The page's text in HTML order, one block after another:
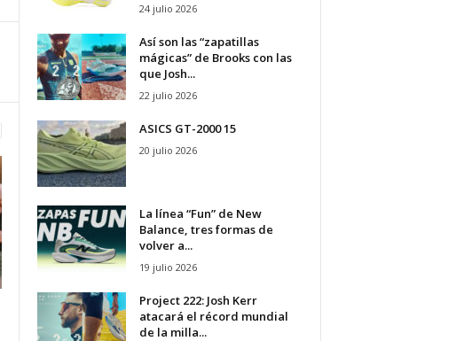
24 julio 2026
Así son las “zapatillas
mágicas” de Brooks con las
que Josh...
22 julio 2026
ASICS GT-2000 15
20 julio 2026
La línea “Fun” de New
Balance, tres formas de
volver a...
19 julio 2026
Project 222: Josh Kerr
atacará el récord mundial
de la milla...